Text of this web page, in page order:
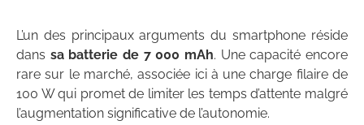
L’un des principaux arguments du smartphone réside
dans sa batterie de 7 000 mAh. Une capacité encore
rare sur le marché, associée ici à une charge filaire de
100 W qui promet de limiter les temps d’attente malgré
l’augmentation significative de l’autonomie.